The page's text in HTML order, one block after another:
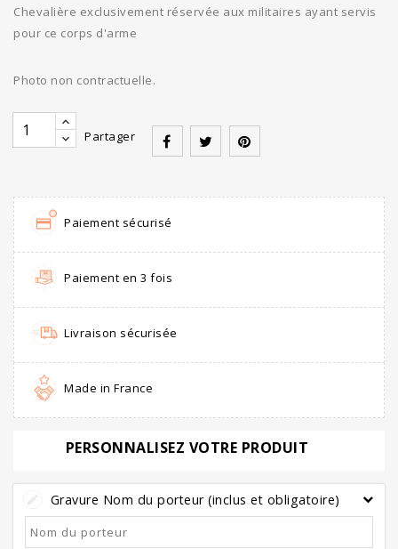
Chevalière exclusivement réservée aux militaires ayant servis
pour ce corps d'arme
Photo non contractuelle.
Partager
Paiement sécurisé
Paiement en 3 fois
Livraison sécurisée
Made in France
PERSONNALISEZ VOTRE PRODUIT
Gravure Nom du porteur (inclus et obligatoire)